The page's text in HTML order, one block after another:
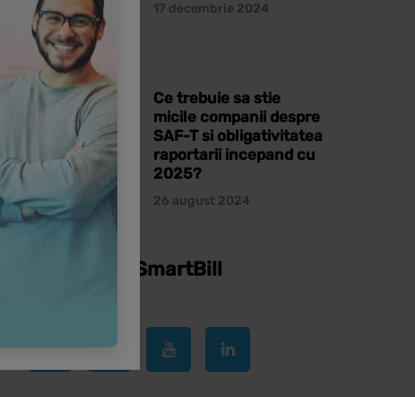
17 decembrie 2024
Ce trebuie sa stie
micile companii despre
SAF-T si obligativitatea
raportarii incepand cu
2025?
26 august 2024
Urmareste SmartBill